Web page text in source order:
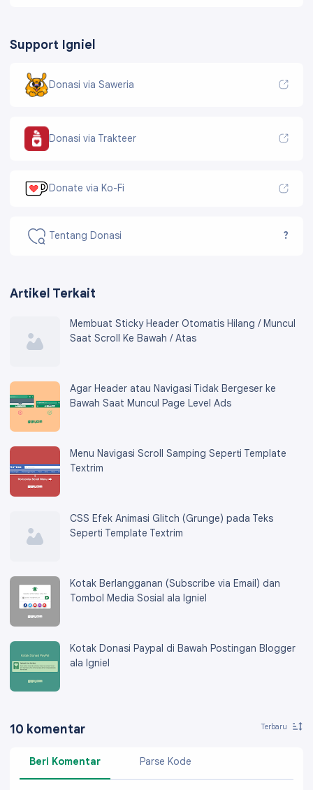
Support Igniel
Donasi via Saweria
Donasi via Trakteer
Donate via Ko-Fi
Tentang Donasi ?
Artikel Terkait
Membuat Sticky Header Otomatis Hilang / Muncul
Saat Scroll Ke Bawah / Atas
Agar Header atau Navigasi Tidak Bergeser ke
Bawah Saat Muncul Page Level Ads
Menu Navigasi Scroll Samping Seperti Template
Textrim
CSS Efek Animasi Glitch (Grunge) pada Teks
Seperti Template Textrim
Kotak Berlangganan (Subscribe via Email) dan
Tombol Media Sosial ala Igniel
Kotak Donasi Paypal di Bawah Postingan Blogger
ala Igniel
10 komentar
Beri Komentar Parse Kode